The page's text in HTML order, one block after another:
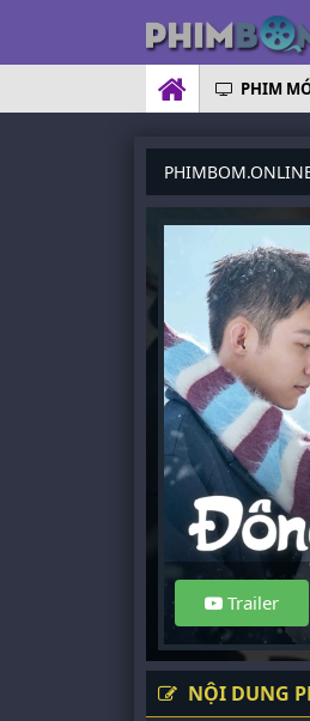
PHIM
Trailer
NỘI DUNG